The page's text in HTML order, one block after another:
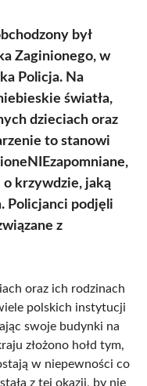
był
Zaginionego, w
Policja. Na
światła,
dzieciach oraz
to stanowi
o krzywdzie, jaką
Policjanci podjęli
z
oraz ich rodzinach
polskich instytucji
swoje budynki na
złożono hołd tym,
w niepewności co
z tej okazji, by nie